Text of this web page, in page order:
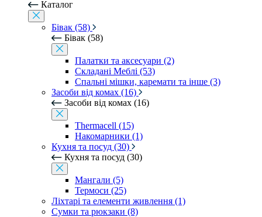
Каталог
Бівак (58)
Бівак (58)
Палатки та аксесуари (2)
Складані Меблі (53)
Спальні мішки, каремати та інше (3)
Засоби від комах (16)
Засоби від комах (16)
Thermacell (15)
Накомарники (1)
Кухня та посуд (30)
Кухня та посуд (30)
Мангали (5)
Термоси (25)
Ліхтарі та елементи живлення (1)
Сумки та рюкзаки (8)